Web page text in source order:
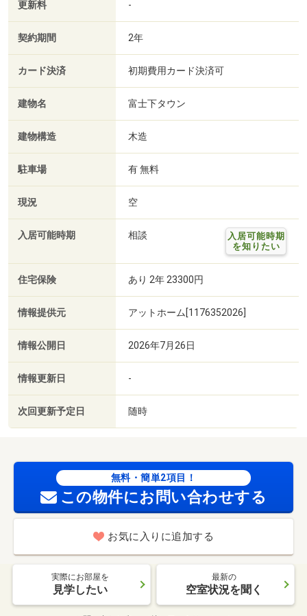
更新料 -
契約期間 2年
カード決済 初期費用カード決済可
建物名 富士下タウン
建物構造 木造
駐車場 有 無料
現況 空
入居可能時期 相談
入居可能時期
を知りたい
住宅保険 あり 2年 23300円
情報提供元 アットホーム[1176352026]
情報公開日 2026年7月26日
情報更新日 -
次回更新予定日 随時
無料・簡単2項目！
この物件にお問い合わせする
お気に入りに追加する
実際にお部屋を
見学したい
最新の
空室状況を聞く